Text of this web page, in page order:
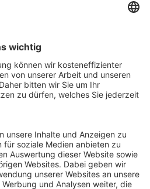
geltend gemacht werden
Deutschland, Senatsverwaltung für
2